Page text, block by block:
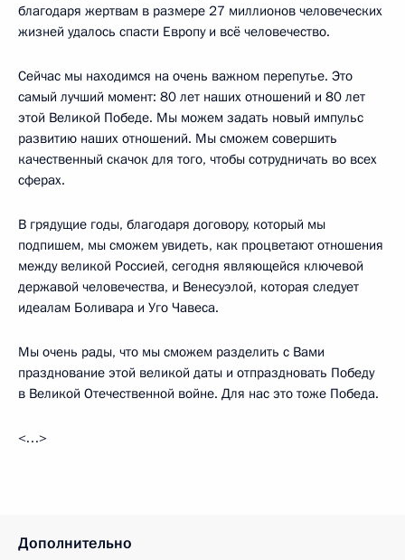
благодаря жертвам в размере 27 миллионов человеческих
жизней удалось спасти Европу и всё человечество.
Сейчас мы находимся на очень важном перепутье. Это
самый лучший момент: 80 лет наших отношений и 80 лет
этой Великой Победе. Мы можем задать новый импульс
развитию наших отношений. Мы сможем совершить
качественный скачок для того, чтобы сотрудничать во всех
сферах.
В грядущие годы, благодаря договору, который мы
подпишем, мы сможем увидеть, как процветают отношения
между великой Россией, сегодня являющейся ключевой
державой человечества, и Венесуэлой, которая следует
идеалам Боливара и Уго Чавеса.
Мы очень рады, что мы сможем разделить с Вами
празднование этой великой даты и отпраздновать Победу
в Великой Отечественной войне. Для нас это тоже Победа.
<…>
Дополнительно